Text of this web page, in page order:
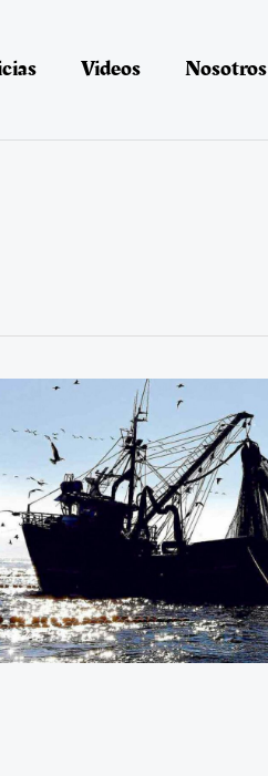
Videos Nosotros